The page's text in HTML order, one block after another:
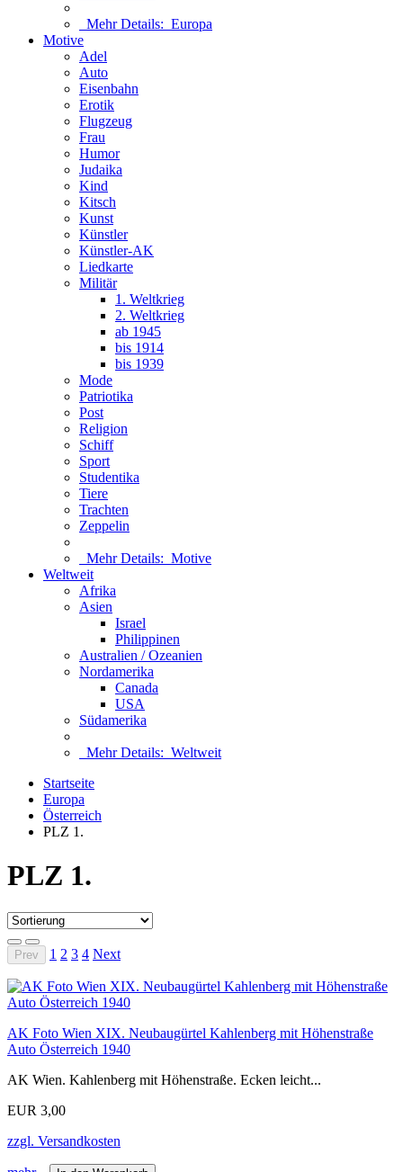
Mehr Details: Europa
Motive
Adel
Auto
Eisenbahn
Erotik
Flugzeug
Frau
Humor
Judaika
Kind
Kitsch
Kunst
Künstler
Künstler-AK
Liedkarte
Militär
1. Weltkrieg
2. Weltkrieg
ab 1945
bis 1914
bis 1939
Mode
Patriotika
Post
Religion
Schiff
Sport
Studentika
Tiere
Trachten
Zeppelin
Mehr Details: Motive
Weltweit
Afrika
Asien
Israel
Philippinen
Australien / Ozeanien
Nordamerika
Canada
USA
Südamerika
Mehr Details: Weltweit
Startseite
Europa
Österreich
PLZ 1.
PLZ 1.
Prev 1 2 3 4 Next
AK Foto Wien XIX. Neubaugürtel Kahlenberg mit Höhenstraße
Auto Österreich 1940
AK Wien. Kahlenberg mit Höhenstraße. Ecken leicht...
EUR 3,00
zzgl. Versandkosten